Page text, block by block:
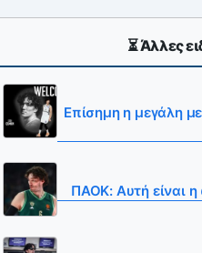
⏳ Άλλες
Επίσημη η μεγάλη
ΠΑΟΚ: Αυτή είναι